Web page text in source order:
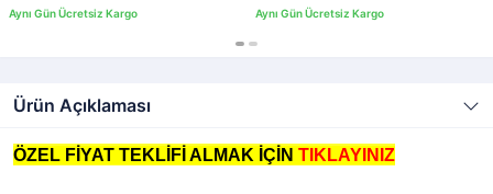
Ürün Açıklaması
ÖZEL FİYAT TEKLİFİ ALMAK İÇİN TIKLAYINIZ